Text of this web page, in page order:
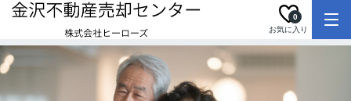
お気に入り
0